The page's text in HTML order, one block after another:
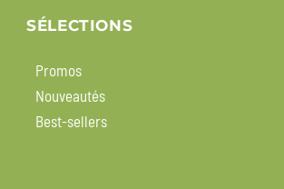
SÉLECTIONS
Promos
Nouveautés
Best-sellers